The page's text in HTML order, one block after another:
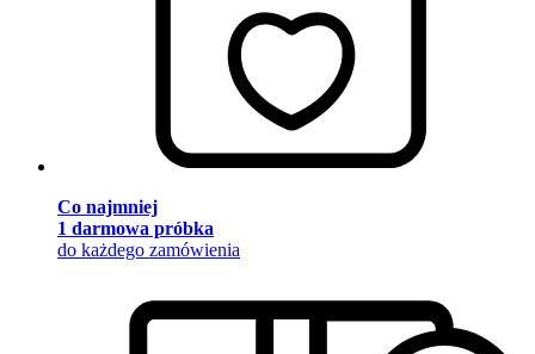
Co najmniej
1 darmowa próbka
do każdego zamówienia